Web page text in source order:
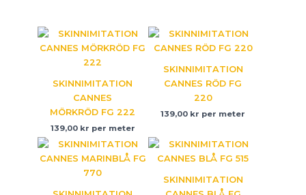
SKINNIMITATION
CANNES
MÖRKRÖD FG 222
139,00 kr per meter
SKINNIMITATION
CANNES RÖD FG
220
139,00 kr per meter
SKINNIMITATION